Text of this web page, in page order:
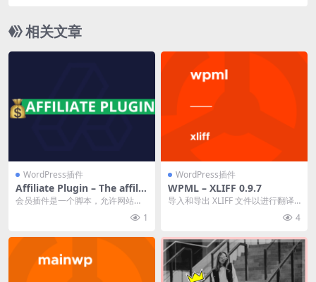
相关文章
WordPress插件
Affiliate Plugin – The affilia
te system v4.0.0 联盟系统源
会员插件是一个脚本，允许网站所
1
WordPress插件
WPML – XLIFF 0.9.7
导入和导出 XLIFF 文件以进行翻译
4